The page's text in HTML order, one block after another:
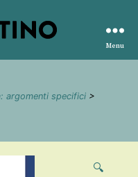
Menu
argomenti specifici >
🔍